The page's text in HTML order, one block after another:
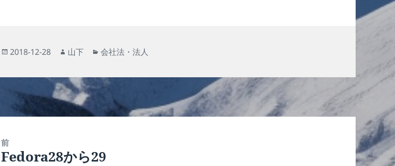
投
日:
2018-12-28
作
者
山下
カ
ゴ
リ
会社法・法人
前
前
Fedora28から29